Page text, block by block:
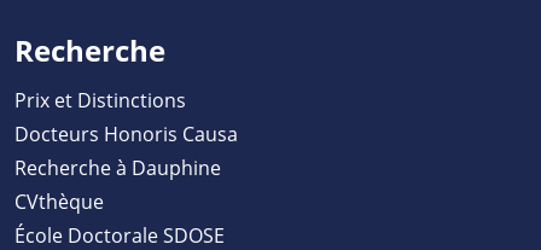
Recherche
Prix et Distinctions
Docteurs Honoris Causa
Recherche à Dauphine
CVthèque
École Doctorale SDOSE